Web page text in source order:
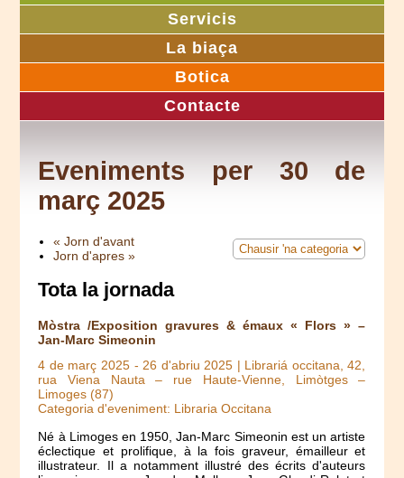
Servicis
La biaça
Botica
Contacte
Eveniments per 30 de
març 2025
« Jorn d'avant
Jorn d'apres »
Tota la jornada
Mòstra /Exposition gravures & émaux « Flors » –
Jan-Marc Simeonin
4 de març 2025 -26 d'abriu 2025 | Librariá occitana, 42,
rua Viena Nauta – rue Haute-Vienne, Limòtges –
Limoges (87)
Categoria d'eveniment: Libraria Occitana
Né à Limoges en 1950, Jan-Marc Simeonin est un artiste
éclectique et prolifique, à la fois graveur, émailleur et
illustrateur. Il a notamment illustré des écrits d'auteurs